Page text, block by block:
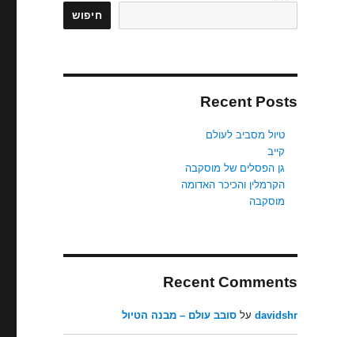
חיפוש
Recent Posts
טיול מסביב לעולם
קייב
גן הפסלים של מוסקבה
הקרמלין והכיכר האדומה
מוסקבה
Recent Comments
davidshrעל סובב עולם – מבנה הטיול